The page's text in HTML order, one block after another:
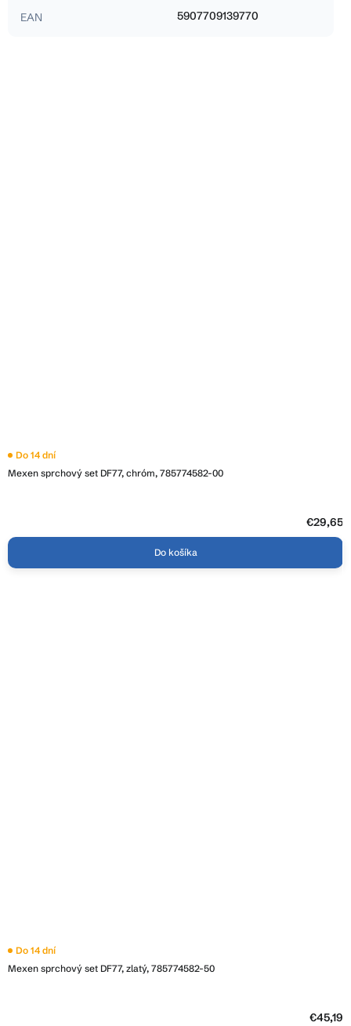
EAN
5907709139770
Mexen sprchový set DF77, chróm, 785774582-00
Do 14 dní
€29,65
Do košíka
Mexen sprchový set DF77, zlatý, 785774582-50
Do 14 dní
€45,19